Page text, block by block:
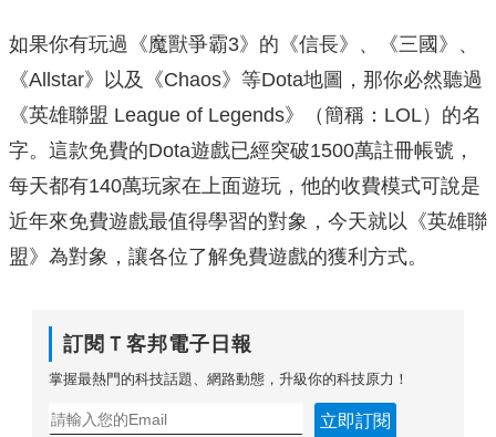
如果你有玩過《魔獸爭霸3》的《信長》、《三國》、
《Allstar》以及《Chaos》等Dota地圖，那你必然聽過
《英雄聯盟 League of Legends》（簡稱：LOL）的名
字。這款免費的Dota遊戲已經突破1500萬註冊帳號，
每天都有140萬玩家在上面遊玩，他的收費模式可說是
近年來免費遊戲最值得學習的對象，今天就以《英雄聯
盟》為對象，讓各位了解免費遊戲的獲利方式。
訂閱Ｔ客邦電子日報
掌握最熱門的科技話題、網路動態，升級你的科技原力！
立即訂閱